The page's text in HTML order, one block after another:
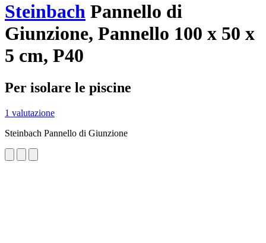
Steinbach Pannello di
Giunzione, Pannello 100 x 50 x
5 cm, P40
Per isolare le piscine
1 valutazione
Steinbach Pannello di Giunzione